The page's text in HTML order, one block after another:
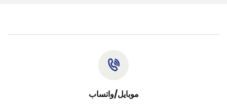
موبايل/واتساب